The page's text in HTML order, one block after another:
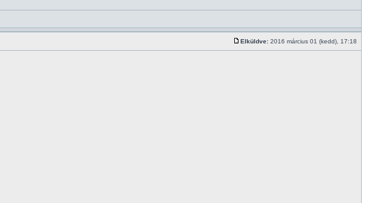
Elküldve: 2016 március 01 (kedd), 17:18